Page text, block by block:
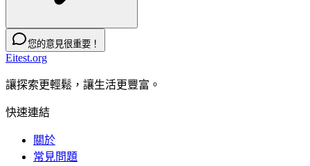
您的意見很重要！
Eitest.org
讓探索更輕鬆，讓生活更豐富。
快速連結
關於
常見問題